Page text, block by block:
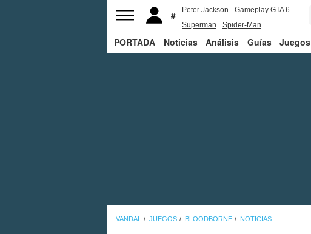
Peter Jackson
Gameplay GTA 6
Superman
Spider-Man
PORTADA Noticias Análisis Guías Juegos
VANDAL JUEGOS BLOODBORNE NOTICIAS